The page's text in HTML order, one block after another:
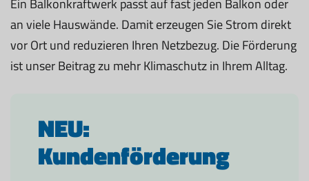
an viele Hauswände. Damit erzeugen Sie Strom direkt
vor Ort und reduzieren Ihren Netzbezug. Die Förderung
ist unser Beitrag zu mehr Klimaschutz in Ihrem Alltag.
NEU:
Kundenförderung